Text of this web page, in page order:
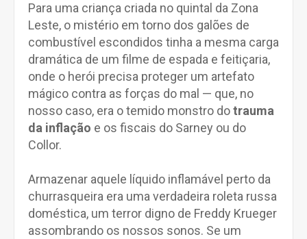
Para uma criança criada no quintal da Zona
Leste, o mistério em torno dos galões de
combustível escondidos tinha a mesma carga
dramática de um filme de espada e feitiçaria,
onde o herói precisa proteger um artefato
mágico contra as forças do mal — que, no
nosso caso, era o temido monstro dotrauma
da inflação e os fiscais do Sarney ou do
Collor.
Armazenar aquele líquido inflamável perto da
churrasqueira era uma verdadeira roleta russa
doméstica, um terror digno de Freddy Krueger
assombrando os nossos sonos. Se um